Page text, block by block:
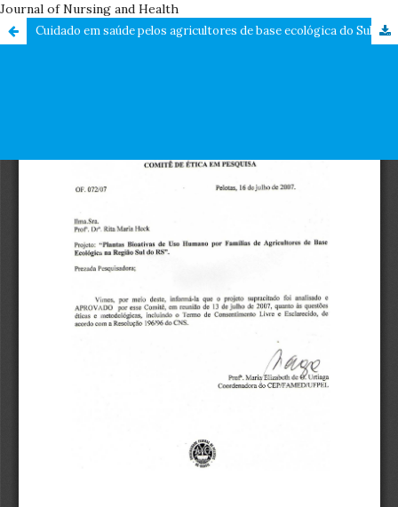
Journal of Nursing and Health
Cuidado em saúde pelos agricultores de base ecológica do Sul do Brasil